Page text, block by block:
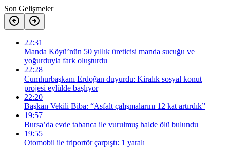
Son Gelişmeler
22:31
Manda Köyü’nün 50 yıllık üreticisi manda sucuğu ve
yoğurduyla fark oluşturdu
22:28
Cumhurbaşkanı Erdoğan duyurdu: Kiralık sosyal konut
projesi eylülde başlıyor
22:20
Başkan Vekili Biba: “Asfalt çalışmalarını 12 kat artırdık”
19:57
Bursa’da evde tabanca ile vurulmuş halde ölü bulundu
19:55
Otomobil ile triportör çarpıştı: 1 yaralı